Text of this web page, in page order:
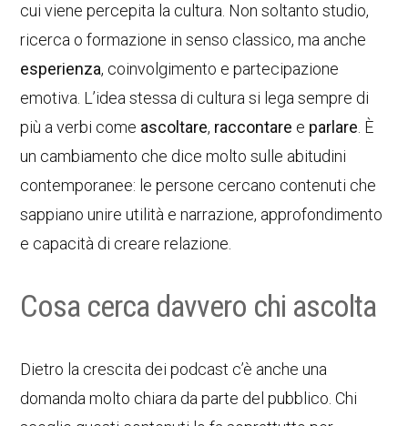
cui viene percepita la cultura. Non soltanto studio,
ricerca o formazione in senso classico, ma anche
esperienza, coinvolgimento e partecipazione
emotiva. L’idea stessa di cultura si lega sempre di
più a verbi come ascoltare, raccontare e parlare . È
un cambiamento che dice molto sulle abitudini
contemporanee: le persone cercano contenuti che
sappiano unire utilità e narrazione, approfondimento
e capacità di creare relazione.
Cosa cerca davvero chi ascolta
Dietro la crescita dei podcast c’è anche una
domanda molto chiara da parte del pubblico. Chi